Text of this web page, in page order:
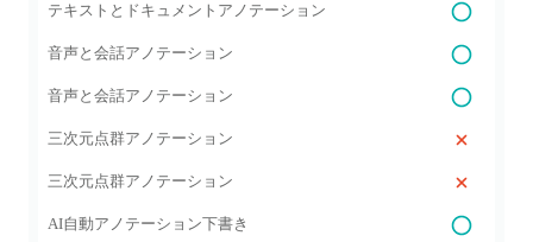
テキストとドキュメントアノテーション
音声と会話アノテーション
音声と会話アノテーション
三次元点群アノテーション
三次元点群アノテーション
AI自動アノテーション下書き